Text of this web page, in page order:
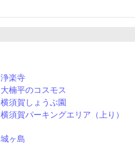
浄楽寺
大楠平のコスモス
横須賀しょうぶ園
横須賀パーキングエリア（上り）
城ヶ島